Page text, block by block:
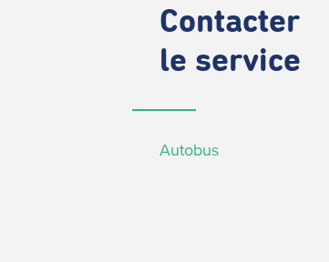
Contacter
le service
Autobus